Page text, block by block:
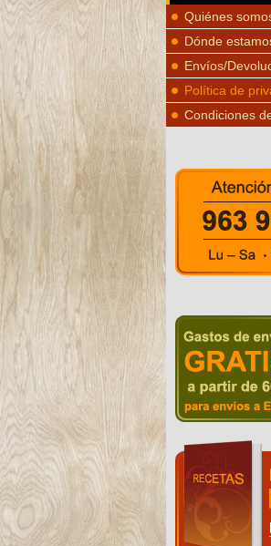
Quiénes
Dónde
Envíos/
Política de
Condiciones